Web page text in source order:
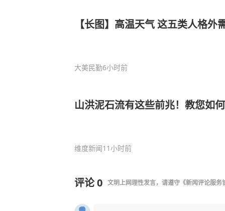
【长图】高温天气 这五类人格外
大美民勤6小时前
山洪泥石流有这些前兆！教您如
维度新闻11小时前
评论0 文明上网理性发言，请遵守 《新闻评论服务